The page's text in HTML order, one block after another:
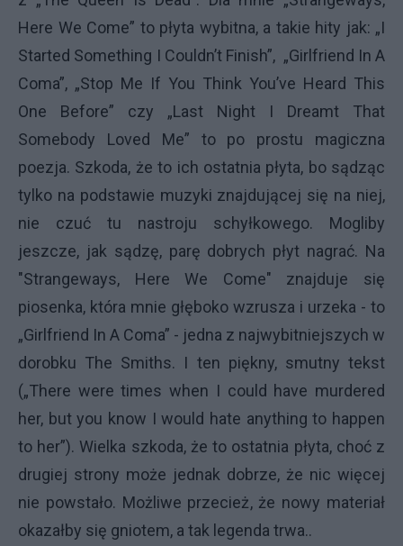
Here We Come” to płyta wybitna, a takie hity jak: „I
Started Something I Couldn’t Finish”, „Girlfriend In A
Coma”, „Stop Me If You Think You’ve Heard This
One Before” czy „Last Night I Dreamt That
Somebody Loved Me” to po prostu magiczna
poezja. Szkoda, że to ich ostatnia płyta, bo sądząc
tylko na podstawie muzyki znajdującej się na niej,
nie czuć tu nastroju schyłkowego. Mogliby
jeszcze, jak sądzę, parę dobrych płyt nagrać. Na
"Strangeways, Here We Come" znajduje się
piosenka, która mnie głęboko wzrusza i urzeka - to
„Girlfriend In A Coma” - jedna z najwybitniejszych w
dorobku The Smiths. I ten piękny, smutny tekst
(„There were times when I could have murdered
her, but you know I would hate anything to happen
to her”). Wielka szkoda, że to ostatnia płyta, choć z
drugiej strony może jednak dobrze, że nic więcej
nie powstało. Możliwe przecież, że nowy materiał
okazałby się gniotem, a tak legenda trwa..